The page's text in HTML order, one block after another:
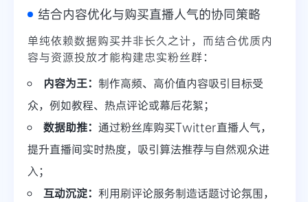
结合内容优化与购买直播人气的协同策略
单纯依赖数据购买并非长久之计，而结合优质内
容与资源投放才能构建忠实粉丝群：
内容为王： 制作高频、高价值内容吸引目标受
众，例如教程、热点评论或幕后花絮；
数据助推： 通过粉丝库购买Twitter直播人气，
提升直播间实时热度，吸引算法推荐与自然观众进
入；
互动沉淀： 利用刷评论服务制造话题讨论氛围，